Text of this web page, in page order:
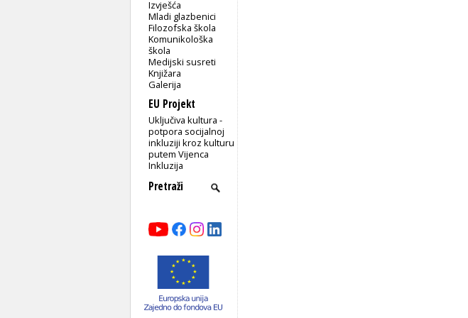
Izvješća
Mladi glazbenici
Filozofska škola
Komunikološka
škola
Medijski susreti
Knjižara
Galerija
EU Projekt
Uključiva kultura -
potpora socijalnoj
inkluziji kroz kulturu
putem Vijenca
Inkluzija